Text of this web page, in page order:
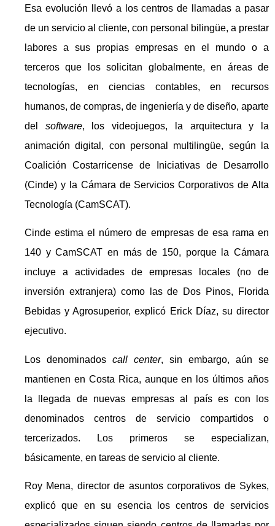
Esa evolución llevó a los centros de llamadas a pasar
de un servicio al cliente, con personal bilingüe, a prestar
labores a sus propias empresas en el mundo o a
terceros que los solicitan globalmente, en áreas de
tecnologías, en ciencias contables, en recursos
humanos, de compras, de ingeniería y de diseño, aparte
del software, los videojuegos, la arquitectura y la
animación digital, con personal multilingüe, según la
Coalición Costarricense de Iniciativas de Desarrollo
(Cinde) y la Cámara de Servicios Corporativos de Alta
Tecnología (CamSCAT).
Cinde estima el número de empresas de esa rama en
140 y CamSCAT en más de 150, porque la Cámara
incluye a actividades de empresas locales (no de
inversión extranjera) como las de Dos Pinos, Florida
Bebidas y Agrosuperior, explicó Erick Díaz, su director
ejecutivo.
Los denominados call center, sin embargo, aún se
mantienen en Costa Rica, aunque en los últimos años
la llegada de nuevas empresas al país es con los
denominados centros de servicio compartidos o
tercerizados. Los primeros se especializan,
básicamente, en tareas de servicio al cliente.
Roy Mena, director de asuntos corporativos de Sykes,
explicó que en su esencia los centros de servicios